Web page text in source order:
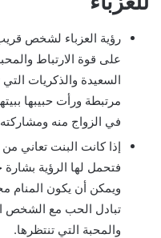
رؤية العزباء لشخص قريب
على قوة الارتباط
السعيدة والذكريات
مرتبطة ورأت حبيبها
في الزواج منه ومشاركته
إذا كانت البنت تعاني
فتحمل لها الرؤية
ويمكن أن يكون المنام
تبادل الحب مع الشخص
والمحبة التي تنتظرها.